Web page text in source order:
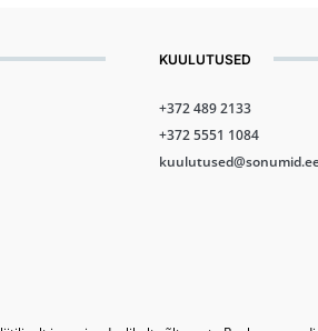
KUULUTUSED
+372 489 2133
+372 5551 1084